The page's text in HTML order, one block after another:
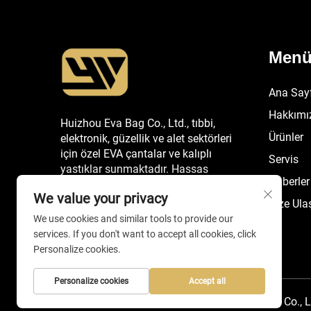
Huizhou Eva Bag Co., Ltd., tıbbi,
elektronik, güzellik ve alet sektörleri
için özel EVA çantalar ve kalıplı
yastıklar sunmaktadır. Hassas
yılı aşkın OEM uzmanlığına sahibiz.
Bugün bir fiyat teklifi talep edin.
Ana
Ürünler
Servis
Haberler
Bize
Telif Hakkı © 2025 Huizhou EVA Bag Co.,
We value your privacy
We use cookies and similar tools to provide our
services. If you don't want to accept all cookies, click
Personalize cookies.
Personalize cookies Accept all